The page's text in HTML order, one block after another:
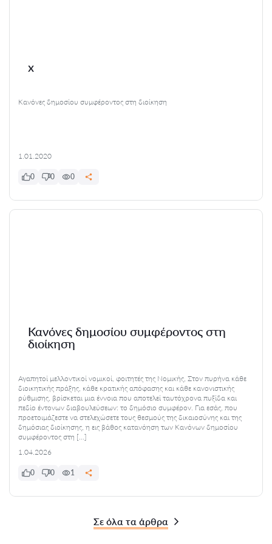
x
Κανόνες δημοσίου συμφέροντος στη διοίκηση
1.01.2020
0 0 0
Κανόνες δημοσίου συμφέροντος στη
διοίκηση
Αγαπητοί μελλοντικοί νομικοί, φοιτητές της Νομικής, Στον πυρήνα κάθε
διοικητικής πράξης, κάθε κρατικής απόφασης και κάθε κανονιστικής
ρύθμισης, βρίσκεται μια έννοια που αποτελεί ταυτόχρονα πυξίδα και
πεδίο έντονων διαβουλεύσεων: το δημόσιο συμφέρον. Για εσάς, που
προετοιμάζεστε να στελεχώσετε τους θεσμούς της δικαιοσύνης και της
δημόσιας διοίκησης, η εις βάθος κατανόηση των Κανόνων δημοσίου
συμφέροντος στη […]
1.04.2026
0 0 1
Σε όλα τα άρθρα